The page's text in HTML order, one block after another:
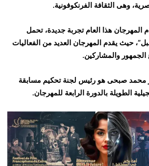
وهى الثقافة الفرنكوفونية.
المهرجان هذا العام تجربة جديدة، تحمل
حيث يقدم المهرجان العديد من الفعاليات
الجمهور والمشاركين.
محمد صبحى هو رئيس لجنة تحكيم مسابقة
الطويلة بالدورة الرابعة للمهرجان.